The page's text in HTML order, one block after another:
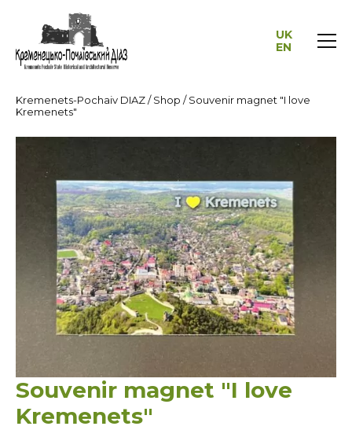
UK
EN
Kremenets-Pochaiv DIAZ/Shop /Souvenir magnet "I love
Kremenets"
Souvenir magnet "I love
Kremenets"